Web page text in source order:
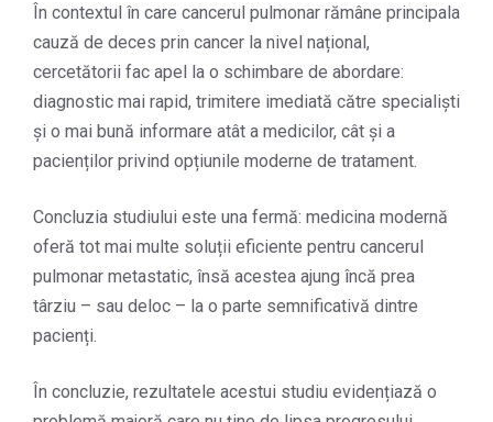
În contextul în care cancerul pulmonar rămâne principala
cauză de deces prin cancer la nivel național,
cercetătorii fac apel la o schimbare de abordare:
diagnostic mai rapid, trimitere imediată către specialiști
și o mai bună informare atât a medicilor, cât și a
pacienților privind opțiunile moderne de tratament.
Concluzia studiului este una fermă: medicina modernă
oferă tot mai multe soluții eficiente pentru cancerul
pulmonar metastatic, însă acestea ajung încă prea
târziu – sau deloc – la o parte semnificativă dintre
pacienți.
În concluzie, rezultatele acestui studiu evidențiază o